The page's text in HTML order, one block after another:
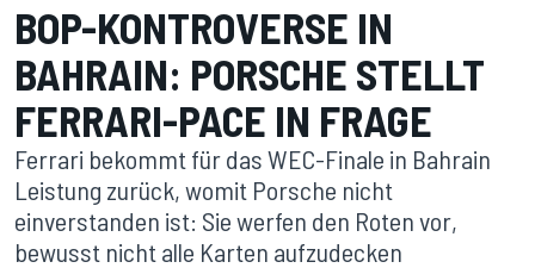
BOP-KONTROVERSE IN
BAHRAIN: PORSCHE STELLT
FERRARI-PACE IN FRAGE
Ferrari bekommt für das WEC-Finale in Bahrain
Leistung zurück, womit Porsche nicht
einverstanden ist: Sie werfen den Roten vor,
bewusst nicht alle Karten aufzudecken